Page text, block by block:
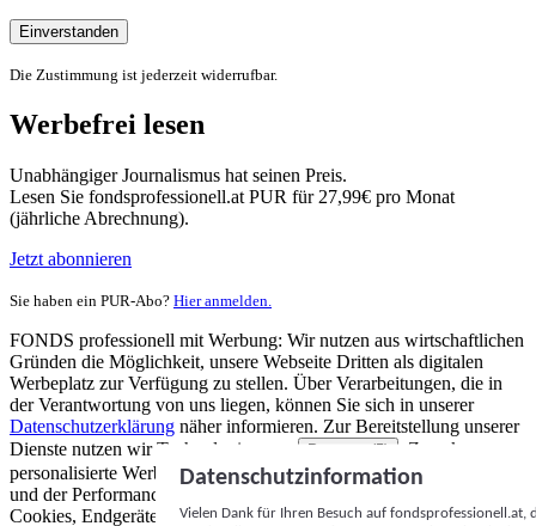
Einverstanden
Die Zustimmung ist jederzeit widerrufbar.
Werbefrei lesen
Unabhängiger Journalismus hat seinen Preis.
Lesen Sie fondsprofessionell.at PUR für 27,99€ pro Monat
(jährliche Abrechnung).
Jetzt abonnieren
Sie haben ein PUR-Abo? Hier anmelden.
FONDS professionell mit Werbung: Wir nutzen aus wirtschaftlichen
Gründen die Möglichkeit, unsere Webseite Dritten als digitalen
Werbeplatz zur Verfügung zu stellen. Über Verarbeitungen, die in
der Verantwortung von uns liegen, können Sie sich in unserer
Datenschutzerklärung näher informieren. Zur Bereitstellung unserer
Dienste nutzen wir Technologien von
Partnern (5)
. Zwecke:
personalisierte Werbung und Inhalte, Messung von Werbeleistung
und der Performance von Inhalten sowie Zielgruppenforschung.
Cookies, Endgeräte- oder ähnliche Online-Kennungen (z. B. login-
Datenschutzinformation
Vielen Dank für Ihren Besuch auf